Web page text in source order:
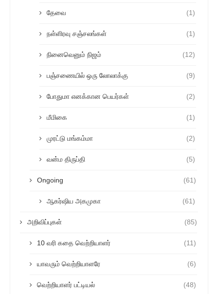
தேவை (1)
நள்ளிரவு சஞ்சலங்கள் (1)
நினைவெனும் நிஜம் (12)
பஞ்சணையில் ஒரு லோலாக்கு (9)
போதுமா எனக்கான பெயர்கள் (2)
மீமிகை (1)
முரட்டு மங்கம்மா (2)
வன்ம திருப்தி (5)
Ongoing (61)
ஆகர்ஷிய அகமுகா (61)
அறிவிப்புகள் (85)
10 வரி கதை வெற்றியாளர் (11)
யாவரும் வெற்றியாளரே (6)
வெற்றியாளர் பட்டியல் (48)